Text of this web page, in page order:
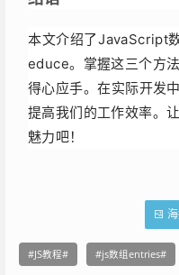
本文介绍了JavaScript
educe。掌握这三个方
得心应手。在实际开发
提高我们的工作效率。
魅力吧！
JS教程 js数组entries